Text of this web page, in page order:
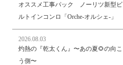
オススメ工事パック ノーリツ新型ビ
ルトインコンロ「Orche-オルシェ-」
2026.08.03
灼熱の『乾太くん』〜あの夏🌻の向こ
う側〜